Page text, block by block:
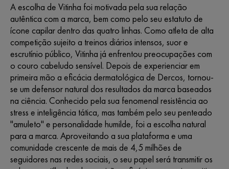
A escolha de Vitinha foi motivada pela sua relação
autêntica com a marca, bem como pelo seu estatuto de
ícone capilar dentro das quatro linhas. Como atleta de alta
competição sujeito a treinos diários intensos, suor e
escrutínio público, Vitinha já enfrentou preocupações com
o couro cabeludo sensível. Depois de experienciar em
primeira mão a eficácia dermatológica de Dercos, tornou-
se um defensor natural dos resultados da marca baseados
na ciência. Conhecido pela sua fenomenal resistência ao
stress e inteligência tática, mas também pelo seu penteado
"amuleto" e personalidade humilde, foi a escolha natural
para a marca. Aproveitando a sua plataforma e uma
comunidade crescente de mais de 4,5 milhões de
seguidores nas redes sociais, o seu papel será transmitir os